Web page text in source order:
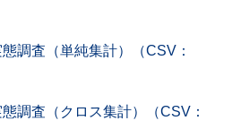
調査（単純集計）（CSV：
調査（クロス集計）（CSV：